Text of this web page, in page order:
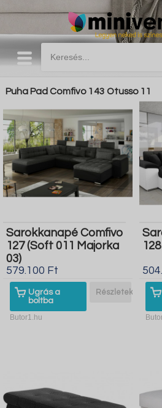
Puha Pad Comfivo 143 Otusso 11
Sarokkanapé Comfivo
127 (Soft 011 Majorka
03)
579.100 Ft
Ugrás a
boltba
Részletek
Butor1.hu